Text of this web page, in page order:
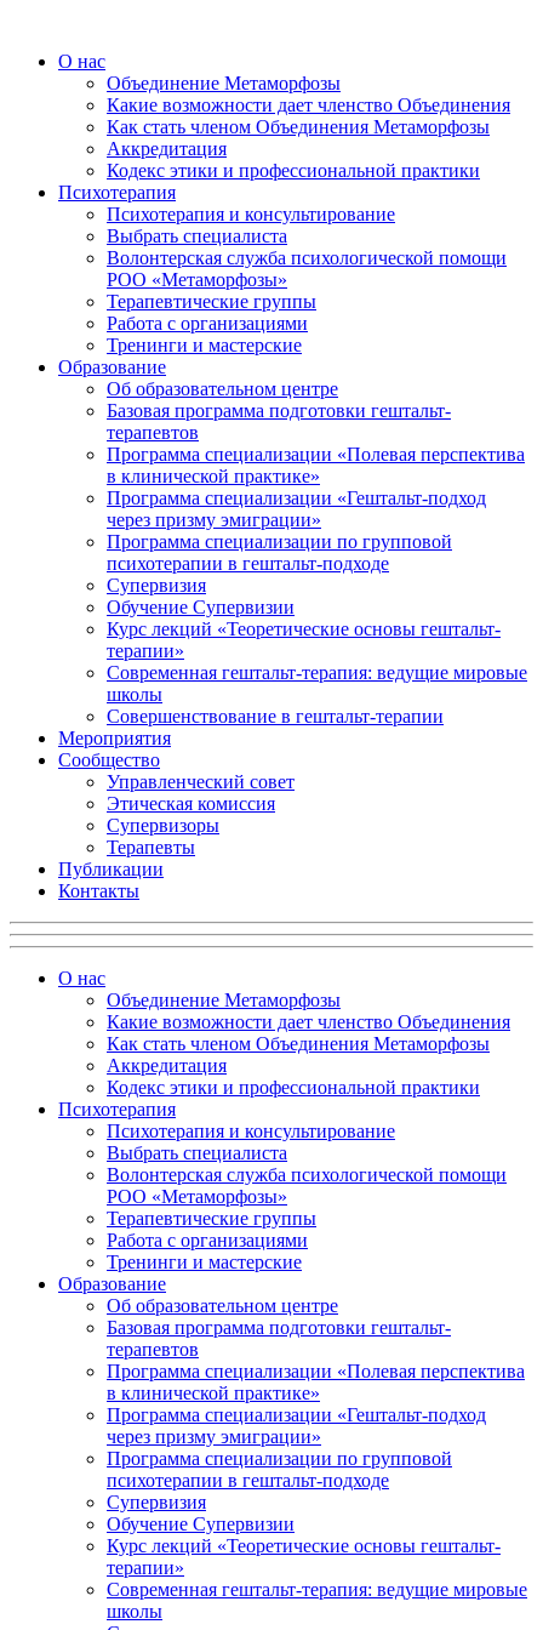
О нас
Объединение Метаморфозы
Какие возможности дает членство Объединения
Как стать членом Объединения Метаморфозы
Аккредитация
Кодекс этики и профессиональной практики
Психотерапия
Психотерапия и консультирование
Выбрать специалиста
Волонтерская служба психологической помощи
РОО «Метаморфозы»
Терапевтические группы
Работа с организациями
Тренинги и мастерские
Образование
Об образовательном центре
Базовая программа подготовки гештальт-
терапевтов
Программа специализации «Полевая перспектива
в клинической практике»
Программа специализации «Гештальт-подход
через призму эмиграции»
Программа специализации по групповой
психотерапии в гештальт-подходе
Супервизия
Обучение Супервизии
Курс лекций «Теоретические основы гештальт-
терапии»
Современная гештальт-терапия: ведущие мировые
школы
Совершенствование в гештальт-терапии
Мероприятия
Сообщество
Управленческий совет
Этическая комиссия
Супервизоры
Терапевты
Публикации
Контакты
О нас
Объединение Метаморфозы
Какие возможности дает членство Объединения
Как стать членом Объединения Метаморфозы
Аккредитация
Кодекс этики и профессиональной практики
Психотерапия
Психотерапия и консультирование
Выбрать специалиста
Волонтерская служба психологической помощи
РОО «Метаморфозы»
Терапевтические группы
Работа с организациями
Тренинги и мастерские
Образование
Об образовательном центре
Базовая программа подготовки гештальт-
терапевтов
Программа специализации «Полевая перспектива
в клинической практике»
Программа специализации «Гештальт-подход
через призму эмиграции»
Программа специализации по групповой
психотерапии в гештальт-подходе
Супервизия
Обучение Супервизии
Курс лекций «Теоретические основы гештальт-
терапии»
Современная гештальт-терапия: ведущие мировые
школы